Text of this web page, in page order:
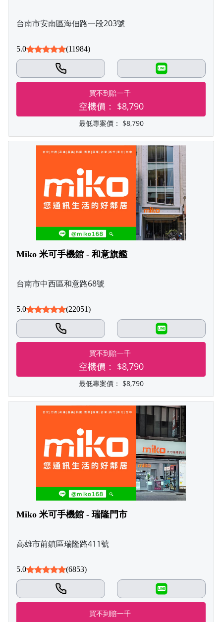
台南市安南區海佃路一段203號
5.0 (11984)
LINE
買不到賠一千
空機價： $8,790
最低專案價： $8,790
Miko 米可手機館 - 和意旗艦
台南市中西區和意路68號
5.0 (22051)
LINE
買不到賠一千
空機價： $8,790
最低專案價： $8,790
Miko 米可手機館 - 瑞隆門市
高雄市前鎮區瑞隆路411號
5.0 (6853)
LINE
買不到賠一千